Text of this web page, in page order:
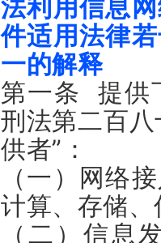
法利用信息
件适用法律
一的解释
第一条 提供
刑法第二百
供者”：
（一）网络
计算、存储
（二）信息